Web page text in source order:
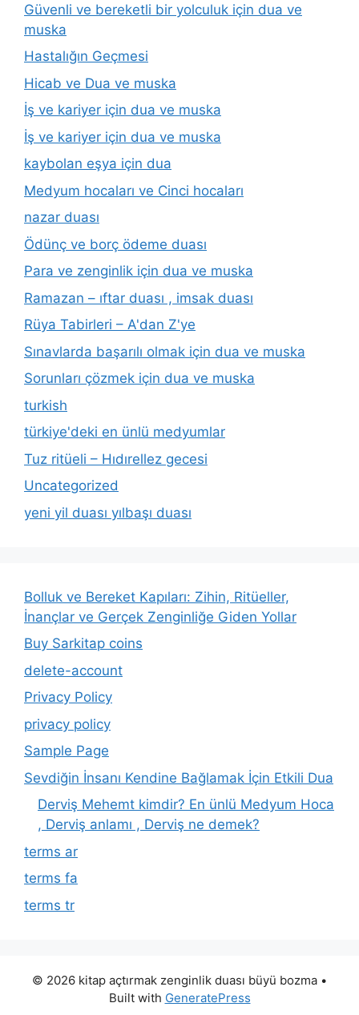
Güvenli ve bereketli bir yolculuk için dua ve
muska
Hastalığın Geçmesi
Hicab ve Dua ve muska
İş ve kariyer için dua ve muska
İş ve kariyer için dua ve muska
kaybolan eşya için dua
Medyum hocaları ve Cinci hocaları
nazar duası
Ödünç ve borç ödeme duası
Para ve zenginlik için dua ve muska
Ramazan – ıftar duası , imsak duası
Rüya Tabirleri – A'dan Z'ye
Sınavlarda başarılı olmak için dua ve muska
Sorunları çözmek için dua ve muska
turkish
türkiye'deki en ünlü medyumlar
Tuz ritüeli – Hıdırellez gecesi
Uncategorized
yeni yil duası yılbaşı duası
Bolluk ve Bereket Kapıları: Zihin, Ritüeller,
İnançlar ve Gerçek Zenginliğe Giden Yollar
Buy Sarkitap coins
delete-account
Privacy Policy
privacy policy
Sample Page
Sevdiğin İnsanı Kendine Bağlamak İçin Etkili Dua
Derviş Mehemt kimdir? En ünlü Medyum Hoca
, Derviş anlamı , Derviş ne demek?
terms ar
terms fa
terms tr
© 2026 kitap açtırmak zenginlik duası büyü bozma •
Built with GeneratePress